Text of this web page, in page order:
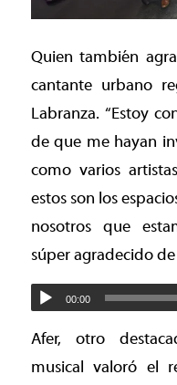
Quien también
cantante urbano
Labranza. “Estoy
de que me hayan
como varios
estos son los
nosotros que
súper agradecido
00:00
Afer, otro
musical valoró el